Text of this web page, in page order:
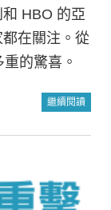
HBO 的亞
在關注。從
的驚喜。
繼續閱讀